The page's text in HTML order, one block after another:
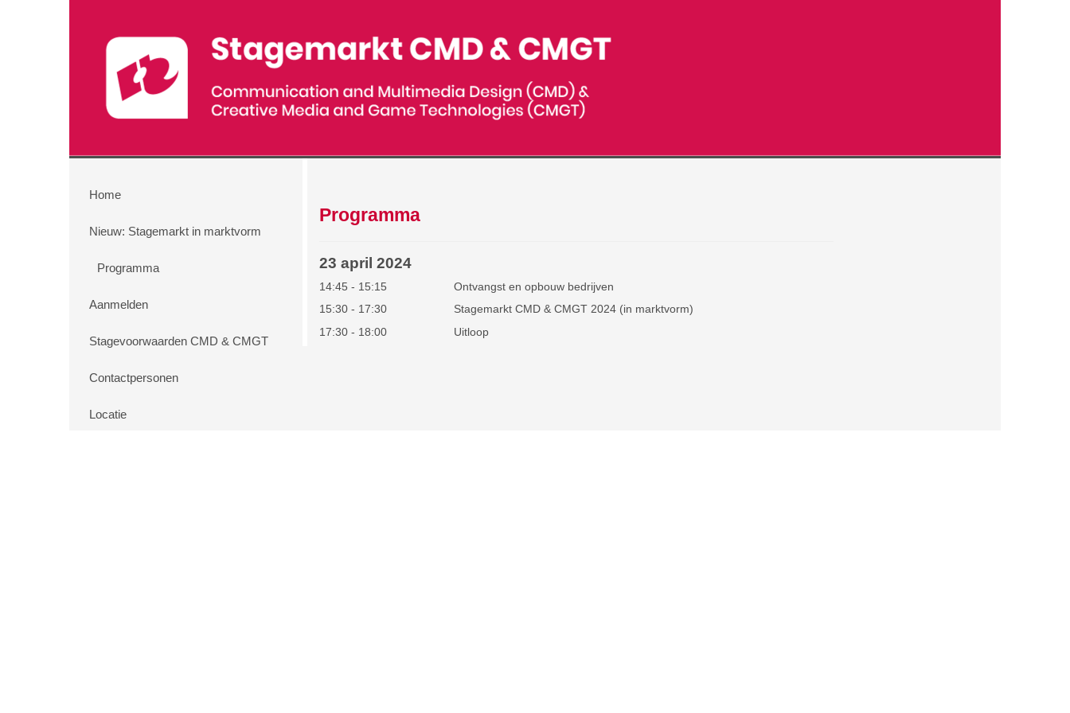
Home
Nieuw: Stagemarkt in marktvorm
Programma
Aanmelden
Stagevoorwaarden CMD & CMGT
Contactpersonen
Locatie
Programma
23 april 2024
14:45 - 15:15
Ontvangst en opbouw bedrijven
15:30 - 17:30
Stagemarkt CMD & CMGT 2024 (in marktvorm)
17:30 - 18:00
Uitloop